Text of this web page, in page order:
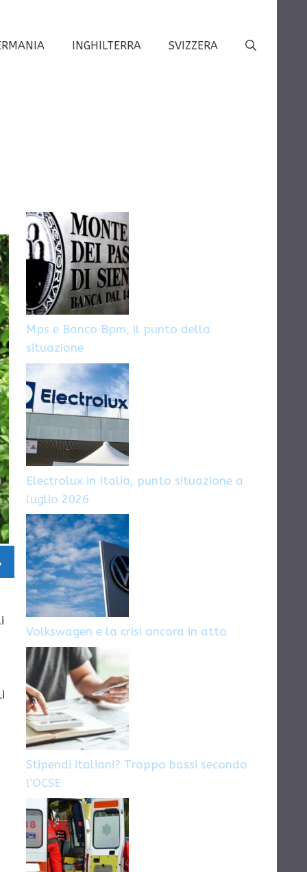
INGHILTERRA SVIZZERA
Mps e Banco Bpm, il punto della
situazione
Electrolux in Italia, punto situazione a
luglio 2026
Volkswagen e la crisi ancora in atto
Stipendi italiani? Troppo bassi secondo
l’OCSE